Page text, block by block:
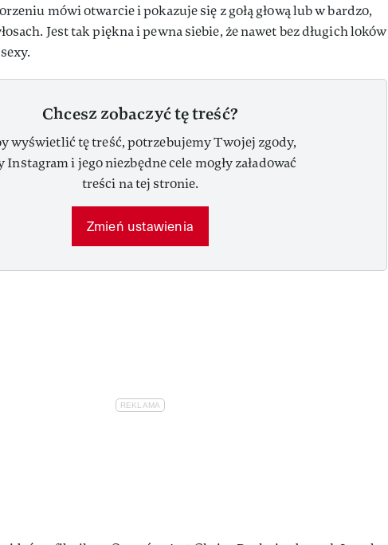
mówi otwarcie i pokazuje się z gołą głową lub w bardzo,
Jest tak piękna i pewna siebie, że nawet bez długich loków
Chcesz zobaczyć tę treść?
wyświetlić tę treść, potrzebujemy Twojej zgody,
Instagram i jego niezbędne cele mogły załadować
treści na tej stronie.
Zmień ustawienia